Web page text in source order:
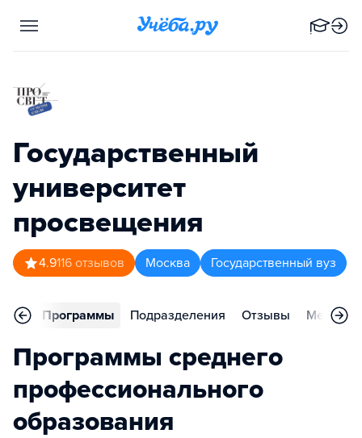
Государственный
университет
просвещения
4.9116 отзывов Москва Государственный вуз
Программы Подразделения Отзывы
Программы среднего
профессионального
образования